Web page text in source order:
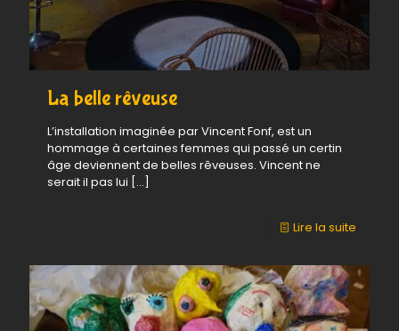
Août.
La belle rêveuse
L’installation imaginée par Vincent Fonf, est un
hommage à certaines femmes qui passé un certin
âge deviennent de belles rêveuses. Vincent ne
serait il pas lui […]
Lire la suite
belle